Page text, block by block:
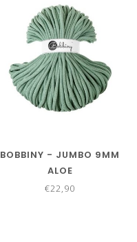
BOBBINY - JUMBO 9MM
ALOE
€22,90